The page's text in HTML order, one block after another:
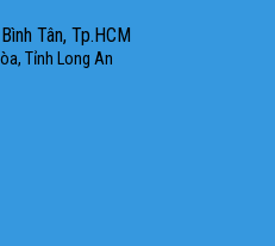
Tân, Tp.HCM
Tỉnh Long An